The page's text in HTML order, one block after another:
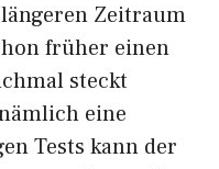
Zeitraum
früher einen
steckt
eine
Tests kann der